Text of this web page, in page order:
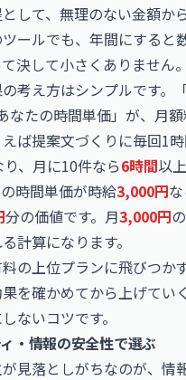
して、無理のない金額か
ツールでも、年間にすると
決して小さくありません。
考え方はシンプルです。
なたの時間単価」が、月
ば提案文づくりに毎回1
、月に10件なら6時間以
時間単価が時給3,000円
分の価値です。月3,000円
計算になります。
の上位プランに飛びつか
を確かめてから上げてい
ないコツです。
・情報の安全性で選ぶ
見落としがちなのが、情